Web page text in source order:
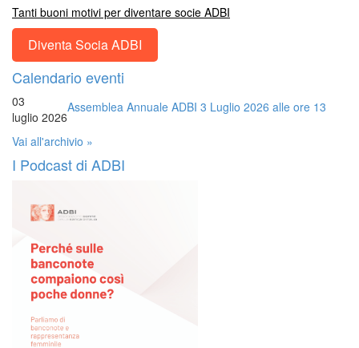
Tanti buoni motivi per diventare socie ADBI
Diventa Socia ADBI
Calendario eventi
03
luglio 2026
Assemblea Annuale ADBI 3 Luglio 2026 alle ore 13
Vai all'archivio »
I Podcast di ADBI